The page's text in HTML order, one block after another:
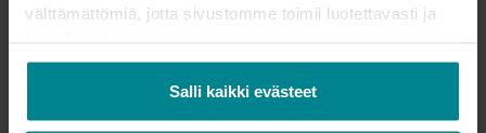
välttämättömiä, jotta sivustomme toimii luotettavasti ja
Salli kaikki evästeet
Miten ottaa raha-asiat puheeksi asiakastyössä?
Talousneuvonnan välineitä ammattilaisille
Koulutukset ammattilaisille